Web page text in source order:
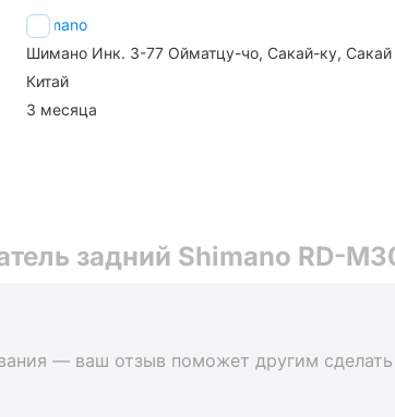
Shimano
Шимано Инк. 3-77 Ойматцу-чо, Сакай-ку, Сакай
Китай
3 месяца
задний Shimano RD-
— ваш отзыв поможет другим